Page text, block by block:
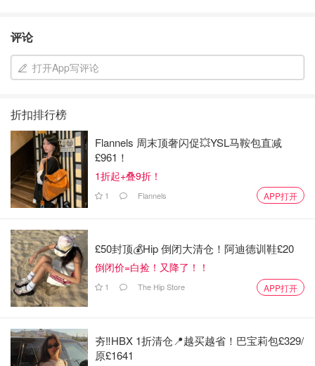
效果还跟跳大神一样 于是放弃了 这个视频里的动作都很简
单 不过也是能适当出汗的 并且没有跳跃 住公寓也不用怕吵
到楼下邻居哦 非常适合没有运动基础以及体重基数比较大
的人做 不怕伤关节伤膝盖
评论
打开App写评论
折扣排行榜
Flannels 周末顶奢闪促💥YSL马鞍包直减
£961！
1折起+叠9折！
1 Flannels APP打开
£50封顶💰Hip 倒闭大清仓！阿迪德训鞋£20
倒闭价=白捡！又降了！！
1 The Hip Store APP打开
夯‼️HBX 1折清仓📍越买越省！巴宝莉包£329/
原£1641